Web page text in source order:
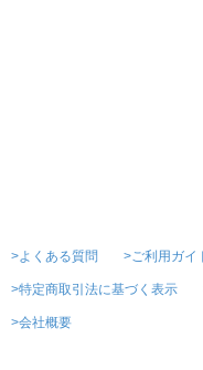
>よくある質問 >ご利用ガイ
>特定商取引法に基づく表示
>会社概要